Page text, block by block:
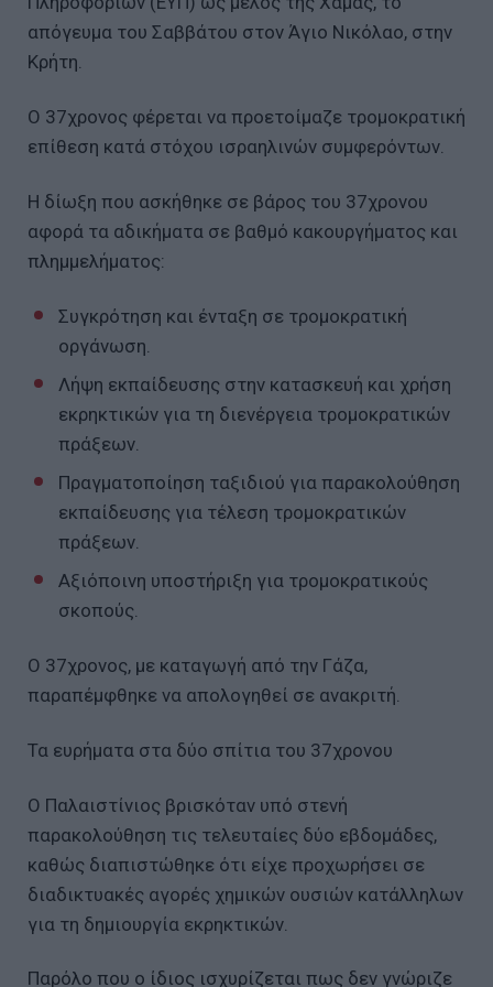
απόγευμα του Σαββάτου στον Άγιο Νικόλαο, στην
Κρήτη.
Ο 37χρονος φέρεται να προετοίμαζε τρομοκρατική
επίθεση κατά στόχου ισραηλινών συμφερόντων.
Η δίωξη που ασκήθηκε σε βάρος του 37χρονου
αφορά τα αδικήματα σε βαθμό κακουργήματος και
πλημμελήματος:
Συγκρότηση και ένταξη σε τρομοκρατική
οργάνωση.
Λήψη εκπαίδευσης στην κατασκευή και χρήση
εκρηκτικών για τη διενέργεια τρομοκρατικών
πράξεων.
Πραγματοποίηση ταξιδιού για παρακολούθηση
εκπαίδευσης για τέλεση τρομοκρατικών
πράξεων.
Αξιόποινη υποστήριξη για τρομοκρατικούς
σκοπούς.
Ο 37χρονος, με καταγωγή από την Γάζα,
παραπέμφθηκε να απολογηθεί σε ανακριτή.
Τα ευρήματα στα δύο σπίτια του 37χρονου
Ο Παλαιστίνιος βρισκόταν υπό στενή
παρακολούθηση τις τελευταίες δύο εβδομάδες,
καθώς διαπιστώθηκε ότι είχε προχωρήσει σε
διαδικτυακές αγορές χημικών ουσιών κατάλληλων
για τη δημιουργία εκρηκτικών.
Παρόλο που ο ίδιος ισχυρίζεται πως δεν γνώριζε